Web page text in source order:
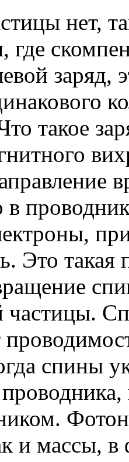
нет,
где
заряд,
такое
Это такая
частицы.
спины
и массы,